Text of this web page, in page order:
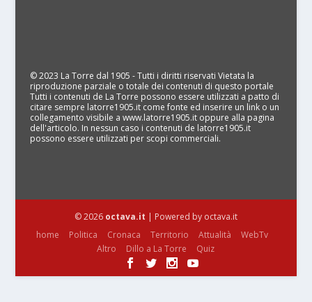
© 2023 La Torre dal 1905 - Tutti i diritti riservati Vietata la
riproduzione parziale o totale dei contenuti di questo portale
Tutti i contenuti de La Torre possono essere utilizzati a patto di
citare sempre latorre1905.it come fonte ed inserire un link o un
collegamento visibile a www.latorre1905.it oppure alla pagina
dell'articolo. In nessun caso i contenuti de latorre1905.it
possono essere utilizzati per scopi commerciali.
© 2026 octava.it | Powered by octava.it
home
Politica Cronaca Territorio Attualità
WebTv
Altro
Dillo a La Torre Quiz